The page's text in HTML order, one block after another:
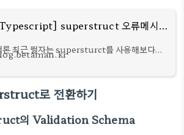
[Typescript] superstruct 오류메시지 커스텀하기
론 최근 필자는 supersturct를 사용해보다가
는 기본적으로 오류메시지를 커스텀
로 오류메시지를 수정하여 부정확한 validation
과를 내 로 전환하기
의 Validation Schema